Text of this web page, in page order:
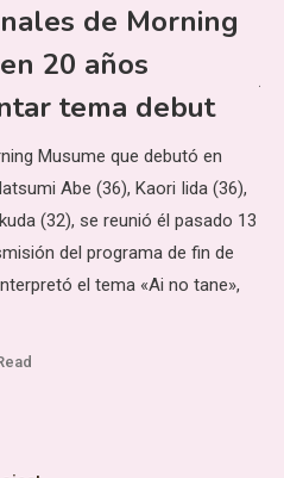
de Morning
20 años
tema debut
Musume que debutó en
Abe (36), Kaori Iida (36),
(32), se reunió él pasado 13
del programa de fin de
el tema «Ai no tane»,